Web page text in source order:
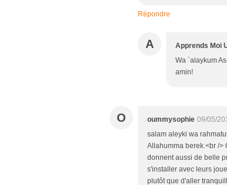
Répondre
A Apprends Moi
Wa `alaykum
amin!
O oummysophie 09/05/
salam aleyki wa
Allahumma berek.<br />
donnent aussi de belle
s'installer avec leurs
plutôt que d'aller